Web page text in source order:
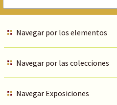
Navegar por los elementos
Navegar por las colecciones
Navegar Exposiciones